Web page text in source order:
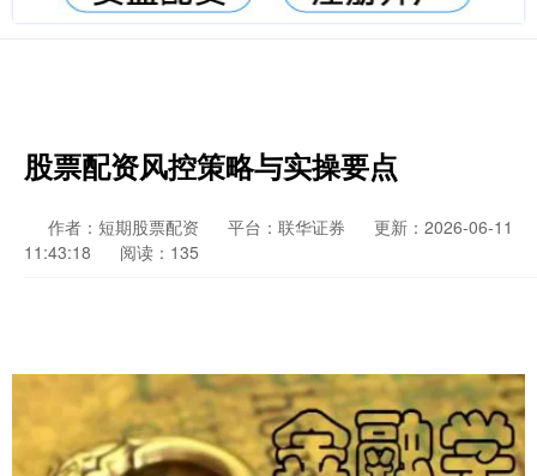
股票配资风控策略与实操要点
作者：短期股票配资 平台：联华证券
更新：2026-06-11
11:43:18
阅读：135